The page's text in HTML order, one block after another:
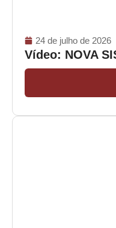
24 de julho de 2026
Vídeo: NOVA